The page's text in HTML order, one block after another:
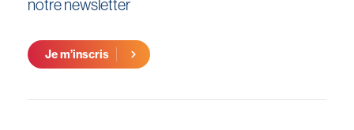
notre newsletter
Je m’inscris